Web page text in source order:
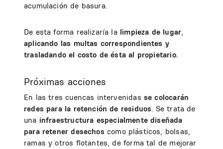
acumulación de basura.
De esta forma realizaría la limpieza de lugar,
aplicando las multas correspondientes y
trasladando el costo de ésta al propietario.
Próximas acciones
En las tres cuencas intervenidas se colocarán
redes para la retención de residuos. Se trata de
una infraestructura especialmente diseñada
para retener desechos como plásticos, bolsas,
ramas y otros flotantes, de forma tal de mejorar